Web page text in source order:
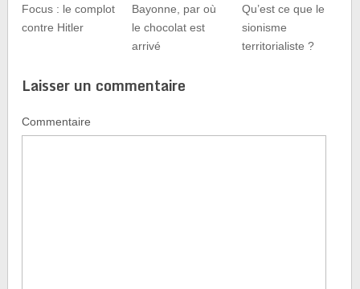
Focus : le complot
contre Hitler
Bayonne, par où
le chocolat est
arrivé
Qu’est ce que le
sionisme
territorialiste ?
Laisser un commentaire
Commentaire